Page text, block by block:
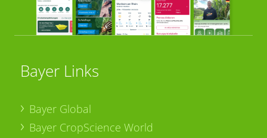
Bayer Links
Bayer Global
Bayer CropScience World